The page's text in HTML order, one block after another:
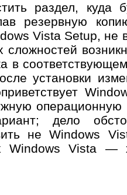
раздел, куда
резервную
Vista Setup, не
сложностей
в
установки
операционную
дело
не Windows
Windows Vista —